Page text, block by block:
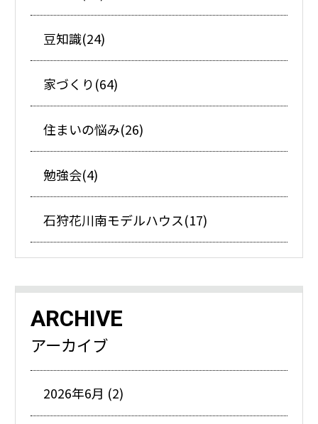
豆知識(24)
家づくり(64)
住まいの悩み(26)
勉強会(4)
石狩花川南モデルハウス(17)
ARCHIVE
アーカイブ
2026年6月 (2)